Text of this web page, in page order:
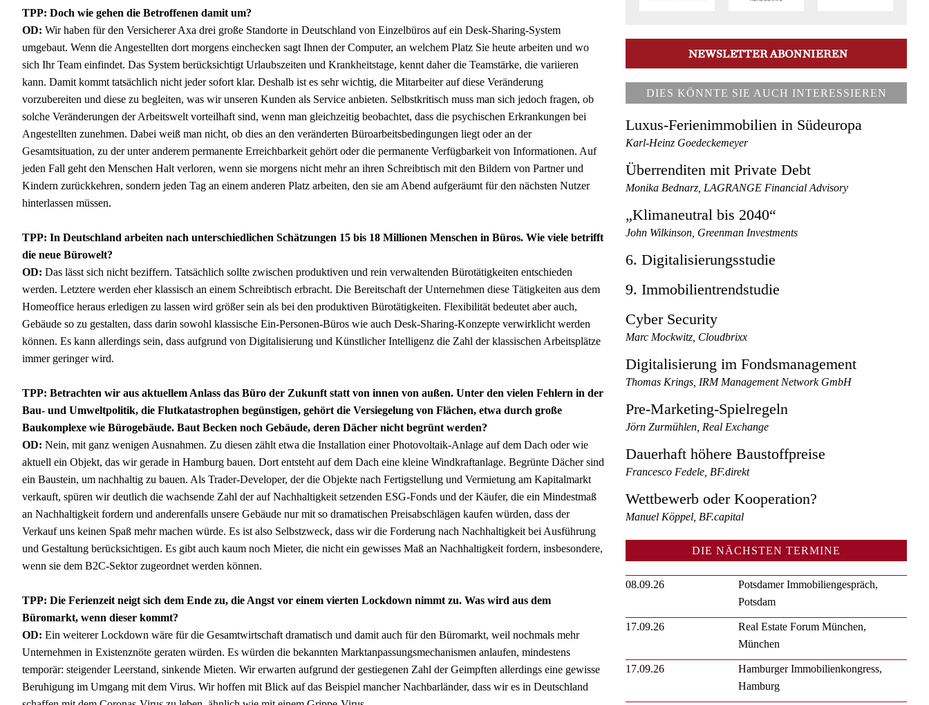
TPP: Doch wie gehen die Betroffenen damit um?
OD: Wir haben für den Versicherer Axa drei große Standorte in Deutschland von Einzelbüros auf ein Desk-Sharing-System
umgebaut. Wenn die Angestellten dort morgens einchecken sagt Ihnen der Computer, an welchem Platz Sie heute arbeiten und wo
sich Ihr Team einfindet. Das System berücksichtigt Urlaubszeiten und Krankheitstage, kennt daher die Teamstärke, die variieren
kann. Damit kommt tatsächlich nicht jeder sofort klar. Deshalb ist es sehr wichtig, die Mitarbeiter auf diese Veränderung
vorzubereiten und diese zu begleiten, was wir unseren Kunden als Service anbieten. Selbstkritisch muss man sich jedoch fragen, ob
solche Veränderungen der Arbeitswelt vorteilhaft sind, wenn man gleichzeitig beobachtet, dass die psychischen Erkrankungen bei
Angestellten zunehmen. Dabei weiß man nicht, ob dies an den veränderten Büroarbeitsbedingungen liegt oder an der
Gesamtsituation, zu der unter anderem permanente Erreichbarkeit gehört oder die permanente Verfügbarkeit von Informationen. Auf
jeden Fall geht den Menschen Halt verloren, wenn sie morgens nicht mehr an ihren Schreibtisch mit den Bildern von Partner und
Kindern zurückkehren, sondern jeden Tag an einem anderen Platz arbeiten, den sie am Abend aufgeräumt für den nächsten Nutzer
hinterlassen müssen.
TPP: In Deutschland arbeiten nach unterschiedlichen Schätzungen 15 bis 18 Millionen Menschen in Büros. Wie viele betrifft
die neue Bürowelt?
OD: Das lässt sich nicht beziffern. Tatsächlich sollte zwischen produktiven und rein verwaltenden Bürotätigkeiten entschieden
werden. Letztere werden eher klassisch an einem Schreibtisch erbracht. Die Bereitschaft der Unternehmen diese Tätigkeiten aus dem
Homeoffice heraus erledigen zu lassen wird größer sein als bei den produktiven Bürotätigkeiten. Flexibilität bedeutet aber auch,
Gebäude so zu gestalten, dass darin sowohl klassische Ein-Personen-Büros wie auch Desk-Sharing-Konzepte verwirklicht werden
können. Es kann allerdings sein, dass aufgrund von Digitalisierung und Künstlicher Intelligenz die Zahl der klassischen Arbeitsplätze
immer geringer wird.
TPP: Betrachten wir aus aktuellem Anlass das Büro der Zukunft statt von innen von außen. Unter den vielen Fehlern in der
Bau- und Umweltpolitik, die Flutkatastrophen begünstigen, gehört die Versiegelung von Flächen, etwa durch große
Baukomplexe wie Bürogebäude. Baut Becken noch Gebäude, deren Dächer nicht begrünt werden?
OD: Nein, mit ganz wenigen Ausnahmen. Zu diesen zählt etwa die Installation einer Photovoltaik-Anlage auf dem Dach oder wie
aktuell ein Objekt, das wir gerade in Hamburg bauen. Dort entsteht auf dem Dach eine kleine Windkraftanlage. Begrünte Dächer sind
ein Baustein, um nachhaltig zu bauen. Als Trader-Developer, der die Objekte nach Fertigstellung und Vermietung am Kapitalmarkt
verkauft, spüren wir deutlich die wachsende Zahl der auf Nachhaltigkeit setzenden ESG-Fonds und der Käufer, die ein Mindestmaß
an Nachhaltigkeit fordern und anderenfalls unsere Gebäude nur mit so dramatischen Preisabschlägen kaufen würden, dass der
Verkauf uns keinen Spaß mehr machen würde. Es ist also Selbstzweck, dass wir die Forderung nach Nachhaltigkeit bei Ausführung
und Gestaltung berücksichtigen. Es gibt auch kaum noch Mieter, die nicht ein gewisses Maß an Nachhaltigkeit fordern, insbesondere,
wenn sie dem B2C-Sektor zugeordnet werden können.
TPP: Die Ferienzeit neigt sich dem Ende zu, die Angst vor einem vierten Lockdown nimmt zu. Was wird aus dem
Büromarkt, wenn dieser kommt?
OD: Ein weiterer Lockdown wäre für die Gesamtwirtschaft dramatisch und damit auch für den Büromarkt, weil nochmals mehr
Unternehmen in Existenznöte geraten würden. Es würden die bekannten Marktanpassungsmechanismen anlaufen, mindestens
temporär: steigender Leerstand, sinkende Mieten. Wir erwarten aufgrund der gestiegenen Zahl der Geimpften allerdings eine gewisse
Beruhigung im Umgang mit dem Virus. Wir hoffen mit Blick auf das Beispiel mancher Nachbarländer, dass wir es in Deutschland
DIES KÖNNTE SIE AUCH INTERESSIEREN
Luxus-Ferienimmobilien in Südeuropa
Karl-Heinz Goedeckemeyer
Überrenditen mit Private Debt
Monika Bednarz, LAGRANGE Financial Advisory
„Klimaneutral bis 2040“
John Wilkinson, Greenman Investments
6. Digitalisierungsstudie
9. Immobilientrendstudie
Cyber Security
Marc Mockwitz, Cloudbrixx
Digitalisierung im Fondsmanagement
Thomas Krings, IRM Management Network GmbH
Pre-Marketing-Spielregeln
Jörn Zurmühlen, Real Exchange
Dauerhaft höhere Baustoffpreise
Francesco Fedele, BF.direkt
Wettbewerb oder Kooperation?
Manuel Köppel, BF.capital
DIE NÄCHSTEN TERMINE
08.09.26
Potsdamer Immobiliengespräch,
Potsdam
17.09.26
Real Estate Forum München,
München
17.09.26
Hamburger Immobilienkongress,
Hamburg